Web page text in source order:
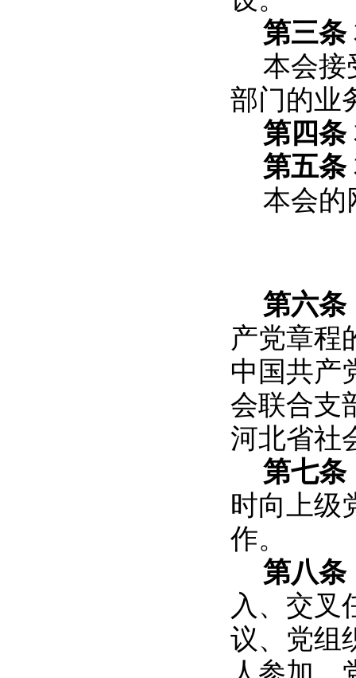
第三条
本会接
部门的业
第四条
第五条
本会的
第六条
产党章程
中国共产
会联合支
河北省社
第七条
时向上级
作。
第八条
入、交叉
议、党组